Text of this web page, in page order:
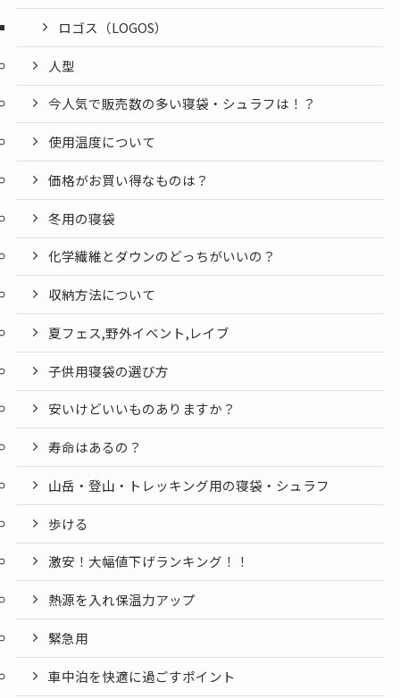
ロゴス（LOGOS）
人型
今人気で販売数の多い寝袋・シュラフは！？
使用温度について
価格がお買い得なものは？
冬用の寝袋
化学繊維とダウンのどっちがいいの？
収納方法について
夏フェス,野外イベント,レイブ
子供用寝袋の選び方
安いけどいいものありますか？
寿命はあるの？
山岳・登山・トレッキング用の寝袋・シュラフ
歩ける
激安！大幅値下げランキング！！
熱源を入れ保温力アップ
緊急用
車中泊を快適に過ごすポイント